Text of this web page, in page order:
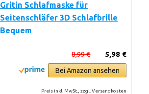
Gritin Schlafmaske für
Seitenschläfer 3D Schlafbrille
Bequem
5,98 €
8,99 €
Bei Amazon ansehen
Preis inkl. MwSt., zzgl. Versandkosten